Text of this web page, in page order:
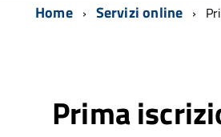
Home Servizi online
Prima